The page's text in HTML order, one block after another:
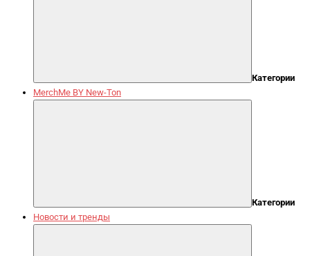
Категории
MerchMe BY New-Ton
Категории
Новости и тренды